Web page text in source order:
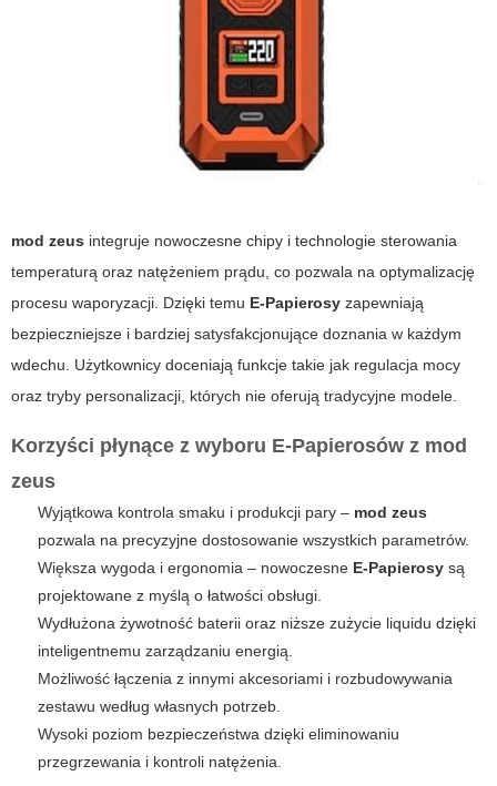
mod zeus integruje nowoczesne chipy i technologie sterowania
temperaturą oraz natężeniem prądu, co pozwala na optymalizację
procesu waporyzacji. Dzięki temu E-Papierosy zapewniają
bezpieczniejsze i bardziej satysfakcjonujące doznania w każdym
wdechu. Użytkownicy doceniają funkcje takie jak regulacja mocy
oraz tryby personalizacji, których nie oferują tradycyjne modele.
Korzyści płynące z wyboru E-Papierosów z mod
zeus
Wyjątkowa kontrola smaku i produkcji pary – mod zeus
pozwala na precyzyjne dostosowanie wszystkich parametrów.
Większa wygoda i ergonomia – nowoczesne E-Papierosy są
projektowane z myślą o łatwości obsługi.
Wydłużona żywotność baterii oraz niższe zużycie liquidu dzięki
inteligentnemu zarządzaniu energią.
Możliwość łączenia z innymi akcesoriami i rozbudowywania
zestawu według własnych potrzeb.
Wysoki poziom bezpieczeństwa dzięki eliminowaniu
przegrzewania i kontroli natężenia.